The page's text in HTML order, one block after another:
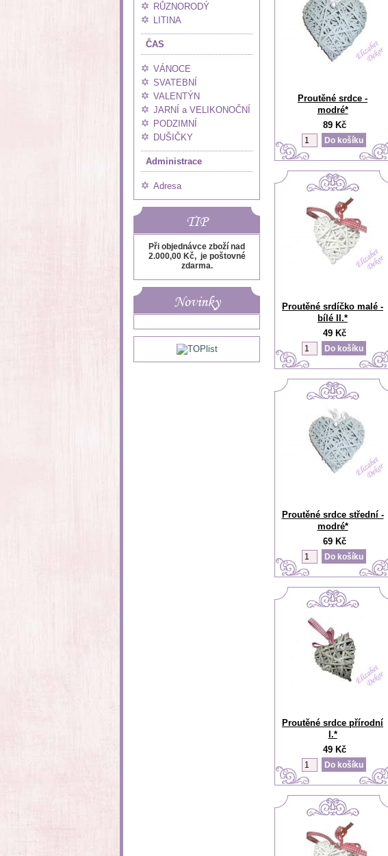
RŮZNORODÝ
LITINA
ČAS
VÁNOCE
SVATEBNÍ
VALENTÝN
JARNÍ a VELIKONOČNÍ
PODZIMNÍ
DUŠIČKY
Administrace
Adresa
TIP
Při objednávce zboží nad
2.000,00 Kč, je poštovné
zdarma.
Novinky
Proutěné srdce -
modré*
89 Kč
Proutěné srdíčko malé -
bílé II.*
49 Kč
Proutěné srdce střední -
modré*
69 Kč
Proutěné srdce přírodní
I.*
49 Kč